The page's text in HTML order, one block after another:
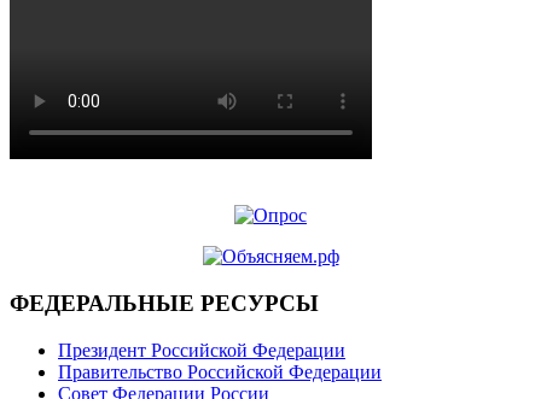
ФЕДЕРАЛЬНЫЕ РЕСУРСЫ
Президент Российской Федерации
Правительство Российской Федерации
Совет Федерации России